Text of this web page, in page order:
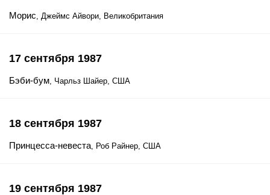
Морис, Джеймс Айвори, Великобритания
17 сентября 1987
Бэби-бум, Чарльз Шайер, США
18 сентября 1987
Принцесса-невеста, Роб Райнер, США
19 сентября 1987